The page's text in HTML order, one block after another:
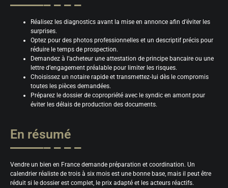
Réalisez les diagnostics avant la mise en annonce afin d’éviter les
surprises.
Optez pour des photos professionnelles et un descriptif précis pour
réduire le temps de prospection.
Demandez à l’acheteur une attestation de principe bancaire ou une
lettre d’engagement préalable pour limiter les risques.
Choisissez un notaire rapide et transmettez‑lui dès le compromis
toutes les pièces demandées.
Préparez le dossier de copropriété avec le syndic en amont pour
éviter les délais de production des documents.
En résumé
Vendre un bien en France demande préparation et coordination. Un
calendrier réaliste de trois à six mois est une bonne base, mais il peut être
réduit si le dossier est complet, le prix adapté et les acteurs réactifs.